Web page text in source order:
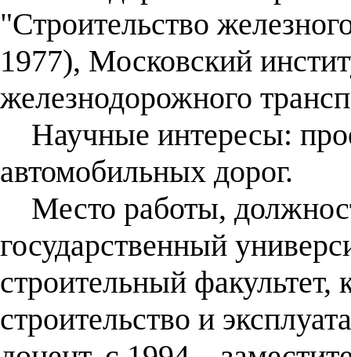
"Строительство
1977), Московский
железнодорожного
Научные интересы:
автомобильных дорог.
Место работы,
государственный
строительный
строительство и